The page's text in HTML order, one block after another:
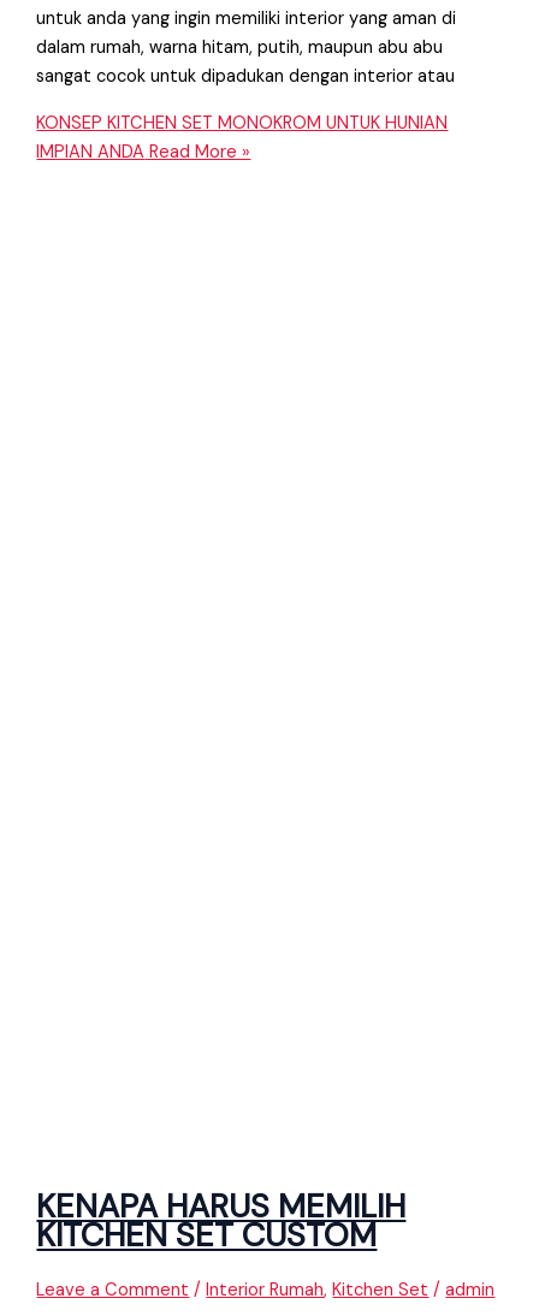
untuk anda yang ingin memiliki interior yang aman di
dalam rumah, warna hitam, putih, maupun abu abu
sangat cocok untuk dipadukan dengan interior atau
KONSEP KITCHEN SET MONOKROM UNTUK HUNIAN
IMPIAN ANDA Read More »
KENAPA HARUS MEMILIH
KITCHEN SET CUSTOM
Leave a Comment /Interior Rumah,Kitchen Set /admin